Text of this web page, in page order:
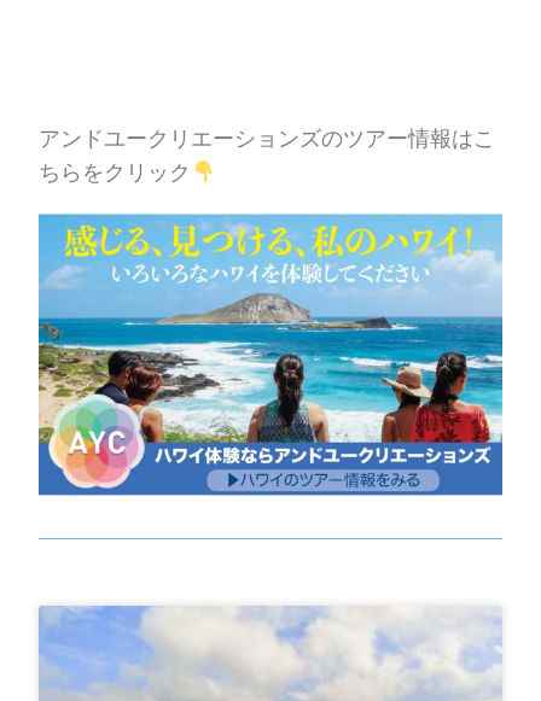
アンドユークリエーションズのツアー情報はこ
ちらをクリック